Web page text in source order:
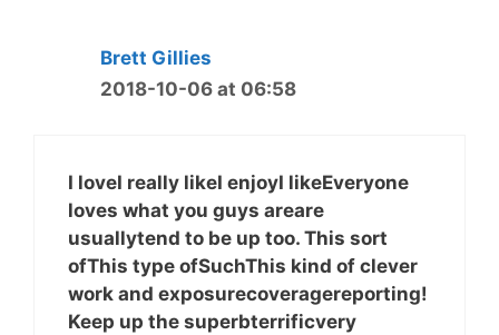
Brett Gillies
2018-10-06 at 06:58
I loveI really likeI enjoyI likeEveryone
loves what you guys areare
usuallytend to be up too. This sort
ofThis type ofSuchThis kind of clever
work and exposurecoveragereporting!
Keep up the superbterrificvery